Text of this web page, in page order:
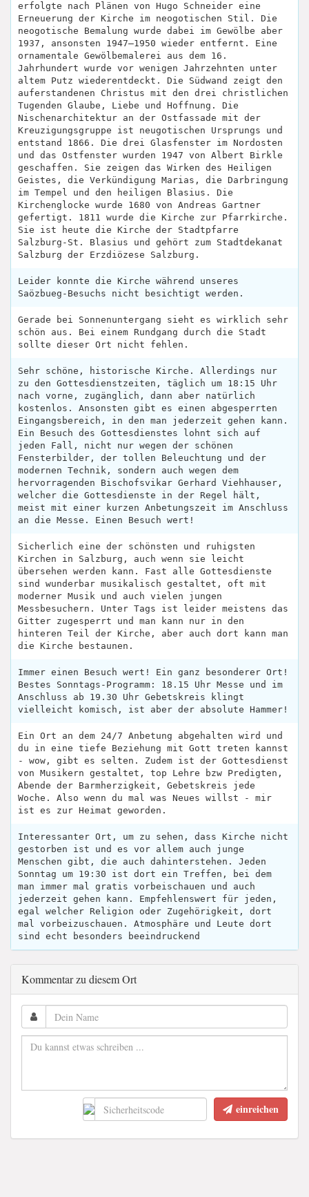
erfolgte nach Plänen von Hugo Schneider eine
Erneuerung der Kirche im neogotischen Stil. Die
neogotische Bemalung wurde dabei im Gewölbe aber
1937, ansonsten 1947–1950 wieder entfernt. Eine
ornamentale Gewölbemalerei aus dem 16.
Jahrhundert wurde vor wenigen Jahrzehnten unter
altem Putz wiederentdeckt. Die Südwand zeigt den
auferstandenen Christus mit den drei christlichen
Tugenden Glaube, Liebe und Hoffnung. Die
Nischenarchitektur an der Ostfassade mit der
Kreuzigungsgruppe ist neugotischen Ursprungs und
entstand 1866. Die drei Glasfenster im Nordosten
und das Ostfenster wurden 1947 von Albert Birkle
geschaffen. Sie zeigen das Wirken des Heiligen
Geistes, die Verkündigung Marias, die Darbringung
im Tempel und den heiligen Blasius. Die
Kirchenglocke wurde 1680 von Andreas Gartner
gefertigt. 1811 wurde die Kirche zur Pfarrkirche.
Sie ist heute die Kirche der Stadtpfarre
Salzburg-St. Blasius und gehört zum Stadtdekanat
Salzburg der Erzdiözese Salzburg.
Leider konnte die Kirche während unseres
Saözbueg-Besuchs nicht besichtigt werden.
Gerade bei Sonnenuntergang sieht es wirklich sehr
schön aus. Bei einem Rundgang durch die Stadt
sollte dieser Ort nicht fehlen.
Sehr schöne, historische Kirche. Allerdings nur
zu den Gottesdienstzeiten, täglich um 18:15 Uhr
nach vorne, zugänglich, dann aber natürlich
kostenlos. Ansonsten gibt es einen abgesperrten
Eingangsbereich, in den man jederzeit gehen kann.
Ein Besuch des Gottesdienstes lohnt sich auf
jeden Fall, nicht nur wegen der schönen
Fensterbilder, der tollen Beleuchtung und der
modernen Technik, sondern auch wegen dem
hervorragenden Bischofsvikar Gerhard Viehhauser,
welcher die Gottesdienste in der Regel hält,
meist mit einer kurzen Anbetungszeit im Anschluss
an die Messe. Einen Besuch wert!
Sicherlich eine der schönsten und ruhigsten
Kirchen in Salzburg, auch wenn sie leicht
übersehen werden kann. Fast alle Gottesdienste
sind wunderbar musikalisch gestaltet, oft mit
moderner Musik und auch vielen jungen
Messbesuchern. Unter Tags ist leider meistens das
Gitter zugesperrt und man kann nur in den
hinteren Teil der Kirche, aber auch dort kann man
die Kirche bestaunen.
Immer einen Besuch wert! Ein ganz besonderer Ort!
Bestes Sonntags-Programm: 18.15 Uhr Messe und im
Anschluss ab 19.30 Uhr Gebetskreis klingt
vielleicht komisch, ist aber der absolute Hammer!
Ein Ort an dem 24/7 Anbetung abgehalten wird und
du in eine tiefe Beziehung mit Gott treten kannst
- wow, gibt es selten. Zudem ist der Gottesdienst
von Musikern gestaltet, top Lehre bzw Predigten,
Abende der Barmherzigkeit, Gebetskreis jede
Woche. Also wenn du mal was Neues willst - mir
ist es zur Heimat geworden.
Interessanter Ort, um zu sehen, dass Kirche nicht
gestorben ist und es vor allem auch junge
Menschen gibt, die auch dahinterstehen. Jeden
Sonntag um 19:30 ist dort ein Treffen, bei dem
man immer mal gratis vorbeischauen und auch
jederzeit gehen kann. Empfehlenswert für jeden,
egal welcher Religion oder Zugehörigkeit, dort
mal vorbeizuschauen. Atmosphäre und Leute dort
sind echt besonders beeindruckend
Kommentar zu diesem Ort
einreichen